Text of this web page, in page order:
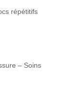
répétitifs
– Soins